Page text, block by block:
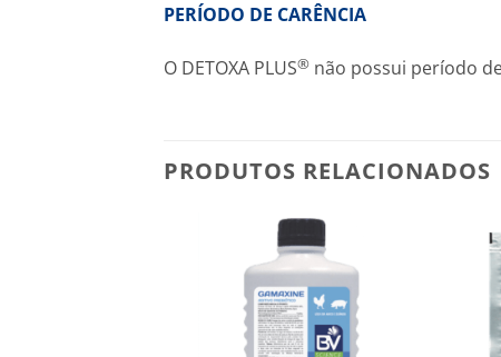
PERÍODO DE CARÊNCIA
O DETOXA PLUS® não possui período
PRODUTOS RELACIONADOS